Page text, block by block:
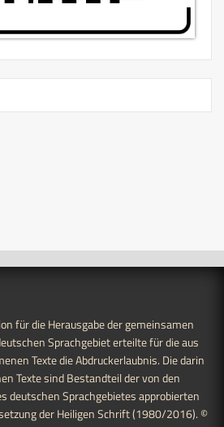
für die Herausgabe der gemeinsamen
Sprachgebiet erteilte für die aus
Texte die Abdruckerlaubnis. Die darin
Texte sind Bestandteil der von den
deutschen Sprachgebietes approbierten
der Heiligen Schrift (1980/2016). ©